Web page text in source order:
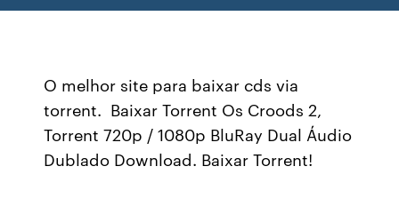
O melhor site para baixar cds via
torrent. ️ Baixar Torrent Os Croods 2,
Torrent 720p / 1080p BluRay Dual Áudio
Dublado Download. Baixar Torrent!